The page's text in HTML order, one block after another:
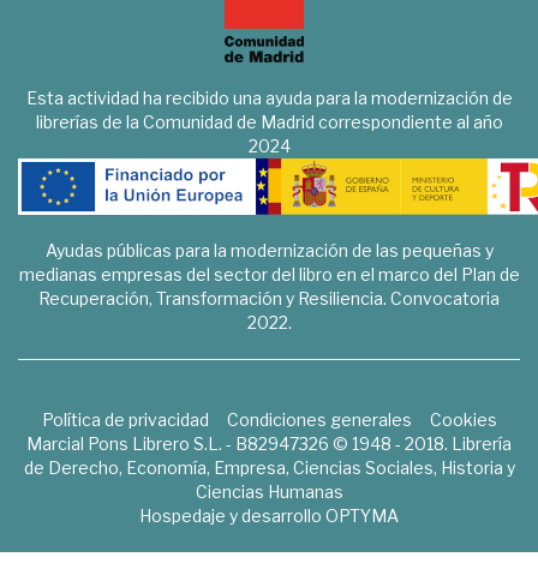
Esta actividad ha recibido una ayuda para la modernización de
librerías de la Comunidad de Madrid correspondiente al año
2024
Ayudas públicas para la modernización de las pequeñas y
medianas empresas del sector del libro en el marco del Plan de
Recuperación, Transformación y Resiliencia. Convocatoria
2022.
Política de privacidad Condiciones generales
Cookies
Marcial Pons Librero S.L. - B82947326 © 1948 - 2018. Librería
de Derecho, Economía, Empresa, Ciencias Sociales, Historia y
Ciencias Humanas
Hospedaje y desarrollo OPTYMA